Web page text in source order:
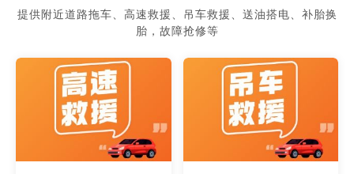
提供附近道路拖车、高速救援、吊车救援、送油搭电、补胎换
胎，故障抢修等